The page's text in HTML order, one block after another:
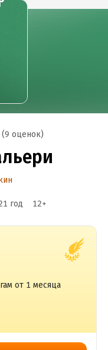
(9 оценок)
год 12+
от 1 месяца